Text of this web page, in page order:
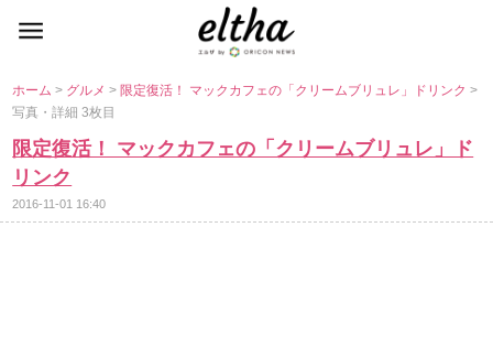
ホーム> グルメ> 限定復活！ マックカフェの「クリームブリュレ」ドリンク>
写真・詳細 3枚目
限定復活！ マックカフェの「クリームブリュレ」ド
リンク
2016-11-01 16:40